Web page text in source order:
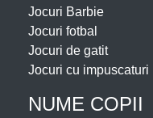
Jocuri Barbie
Jocuri fotbal
Jocuri de gatit
Jocuri cu impuscaturi
NUME COPII